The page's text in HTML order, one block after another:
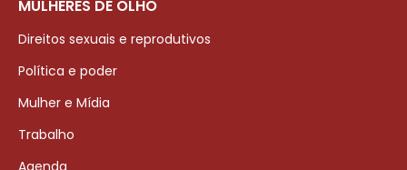
MULHERES DE OLHO
Direitos sexuais e reprodutivos
Política e poder
Mulher e Mídia
Trabalho